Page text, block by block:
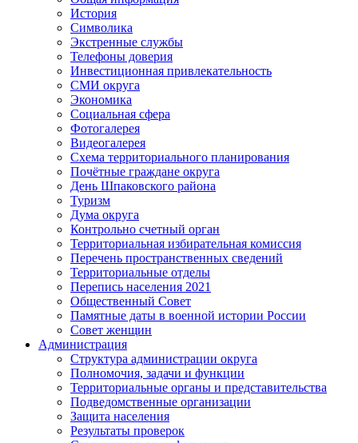
История
Символика
Экстренные службы
Телефоны доверия
Инвестиционная привлекательность
СМИ округа
Экономика
Социальная сфера
Фотогалерея
Видеогалерея
Схема территориального планирования
Почётные граждане округа
День Шпаковского района
Туризм
Дума округа
Контрольно счетный орган
Территориальная избирательная комиссия
Перечень пространственных сведений
Территориальные отделы
Перепись населения 2021
Общественный Совет
Памятные даты в военной истории России
Совет женщин
Администрация
Структура администрации округа
Полномочия, задачи и функции
Территориальные органы и представительства
Подведомственные организации
Защита населения
Результаты проверок